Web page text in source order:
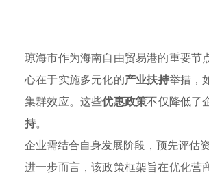
琼海市作为海南自由贸易港的重要节
心在于实施多元化的产业扶持举措，
集群效应。这些优惠政策不仅降低了
持。
企业需结合自身发展阶段，预先评估
进一步而言，该政策框架旨在优化